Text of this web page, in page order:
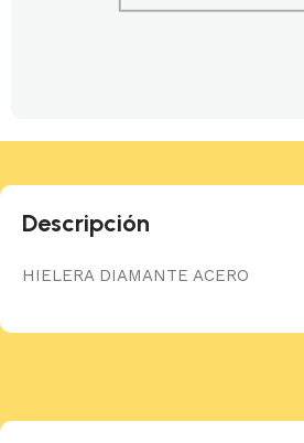
Descripción
HIELERA DIAMANTE ACERO